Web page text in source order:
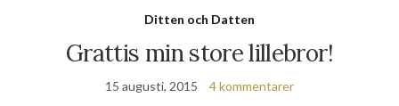
Ditten och Datten
Grattis min store lillebror!
15 augusti, 2015 4 kommentarer